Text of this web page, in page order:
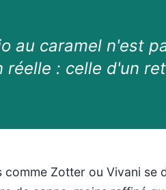
au caramel n'est
réelle : celle d'un
comme Zotter ou Vivani